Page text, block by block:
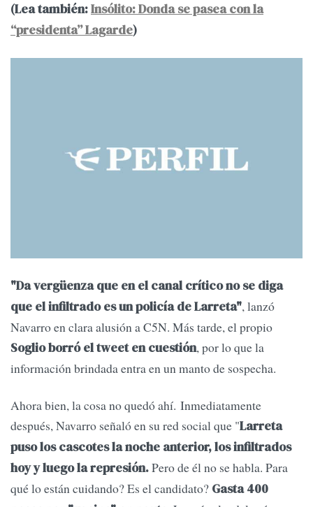
(Lea también:Insólito: Donda se pasea con la
“presidenta” Lagarde)
"Da vergüenza que en el canal crítico no se diga
que el infiltrado es un policía de Larreta", lanzó
Navarro en clara alusión a C5N. Más tarde, el propio
Soglio borró el tweet en cuestión, por lo que la
información brindada entra en un manto de sospecha.
Ahora bien, la cosa no quedó ahí. Inmediatamente
después, Navarro señaló en su red social que "Larreta
puso los cascotes la noche anterior, los infiltrados
hoy y luego la represión.Pero de él no se habla. Para
qué lo están cuidando? Es el candidato? Gasta 400